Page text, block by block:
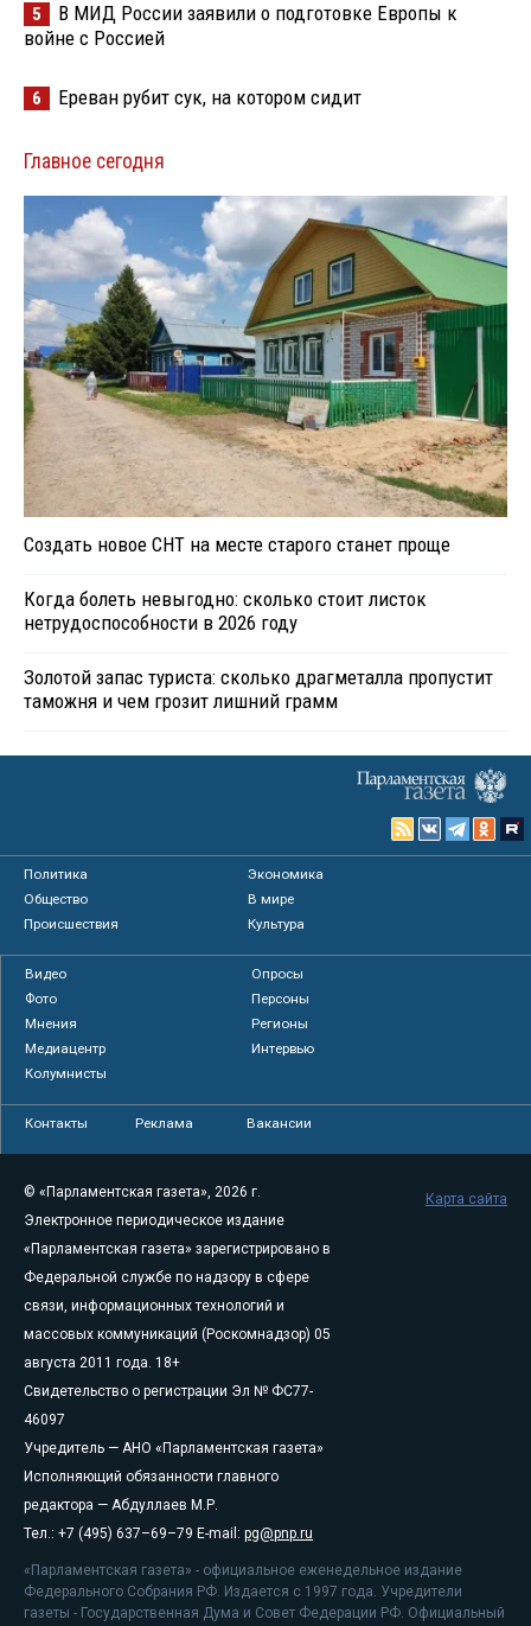
5
В МИД России заявили о подготовке Европы к
войне с Россией
6 Ереван рубит сук, на котором сидит
Главное сегодня
Создать новое СНТ на месте старого станет проще
Когда болеть невыгодно: сколько стоит листок
нетрудоспособности в 2026 году
Золотой запас туриста: сколько драгметалла пропустит
таможня и чем грозит лишний грамм
Политика
Экономика
Общество
В мире
Происшествия
Культура
Видео
Опросы
Фото
Персоны
Мнения
Регионы
Медиацентр
Интервью
Колумнисты
Контакты Реклама Вакансии
© «Парламентская газета», 2026 г.
Электронное периодическое издание
«Парламентская газета» зарегистрировано в
Федеральной службе по надзору в сфере
связи, информационных технологий и
массовых коммуникаций (Роскомнадзор) 05
августа 2011 года. 18+
Свидетельство о регистрации Эл № ФС77-
46097
Учредитель — АНО «Парламентская газета»
Исполняющий обязанности главного
редактора — Абдуллаев М.Р.
Тел.: +7 (495) 637–69–79 E-mail: pg@pnp.ru
«Парламентская газета» - официальное еженедельное издание
Федерального Собрания РФ. Издается с 1997 года. Учредители
газеты - Государственная Дума и Совет Федерации РФ. Официальный
Карта сайта